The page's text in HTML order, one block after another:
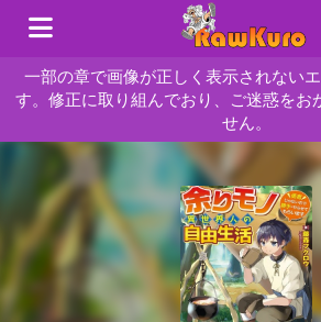
一部の章で画像が正しく表示されない
す。修正に取り組んでおり、ご迷惑をお
せん。